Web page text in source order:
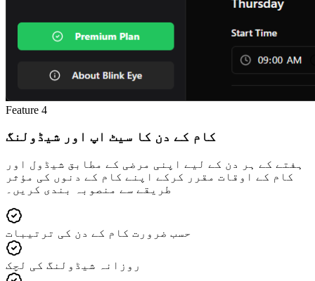
Feature 4
کام کے دن کا سیٹ اپ اور شیڈولنگ
ہفتے کے ہر دن کے لیے اپنی مرضی کے مطابق شیڈول اور
کام کے اوقات مقرر کرکے اپنے کام کے دنوں کی مؤثر
طریقے سے منصوبہ بندی کریں۔
حسب ضرورت کام کے دن کی ترتیبات
روزانہ شیڈولنگ کی لچک